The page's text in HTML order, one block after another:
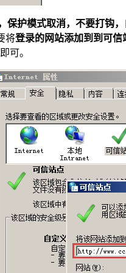
护模式取消，不要打钩
将登录的网站添加到到可
可。